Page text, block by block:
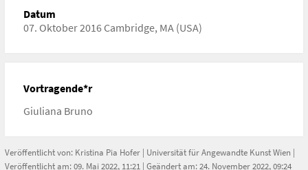
Datum
07. Oktober 2016 Cambridge, MA (USA)
Vortragende*r
Giuliana Bruno
Veröffentlicht von: Kristina Pia Hofer| Universität für Angewandte Kunst Wien |
Veröffentlicht am: 09. Mai 2022, 11:21 | Geändert am: 24. November 2022, 09:24